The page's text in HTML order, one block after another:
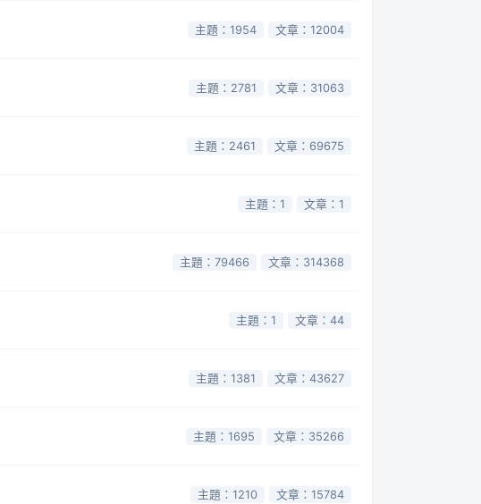
主題：1954 文章：12004
主題：2781 文章：31063
主題：2461 文章：69675
主題：1 文章：1
主題：79466 文章：314368
主題：1 文章：44
主題：1381 文章：43627
主題：1695 文章：35266
主題：1210 文章：15784